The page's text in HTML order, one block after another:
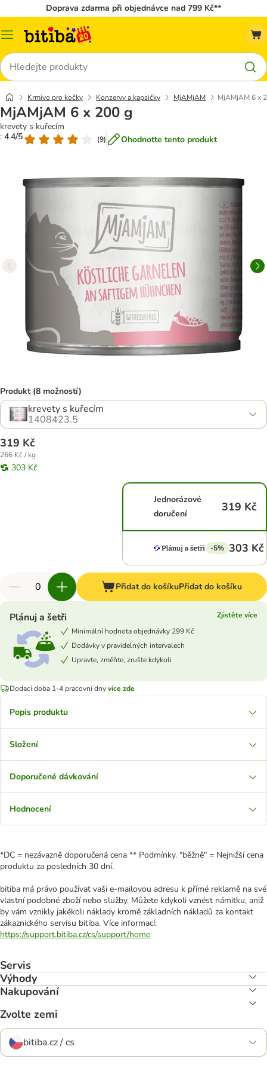
Doprava zdarma při objednávce nad 799 Kč**
Kategorie
Hledat
Krmivo pro kočky Konzervy a kapsičky MjAMjAM MjAMjAM 6 x
MjAMjAM 6 x 200 g
krevety s kuřecím
: 4.4/5
(9) Ohodnoťte tento produkt
Produkt (8 možností)
krevety s kuřecím
1408423.5
319 Kč
266 Kč / kg
303 Kč
Jednorázové
doručení
319 Kč
-5% 303 Kč
Přidat do košíkuPřidat do košíku
Plánuj a šetři
Zjistěte více
Minimální hodnota objednávky 299 Kč
Dodávky v pravidelných intervalech
Upravte, změňte, zrušte kdykoli
Dodací doba 1-4 pracovní dnyvíce zde
Popis produktu
Složení
Doporučené dávkování
Hodnocení
*DC = nezávazně doporučená cena ** Podmínky. "běžně" = Nejnižší cena
produktu za posledních 30 dní.
bitiba má právo používat vaši e-mailovou adresu k přímé reklamě na své
vlastní podobné zboží nebo služby. Můžete kdykoli vznést námitku, aniž
by vám vznikly jakékoli náklady kromě základních nákladů za kontakt
zákaznického servisu bitiba. Více informací:
https://support.bitiba.cz/cs/support/home
Servis
Výhody
Nakupování
Zvolte zemi
bitiba.cz / cs